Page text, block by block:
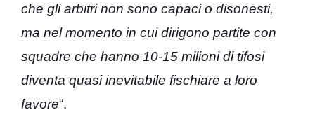
che gli arbitri non sono capaci o disonesti,
ma nel momento in cui dirigono partite con
squadre che hanno 10-15 milioni di tifosi
diventa quasi inevitabile fischiare a loro
favore“.